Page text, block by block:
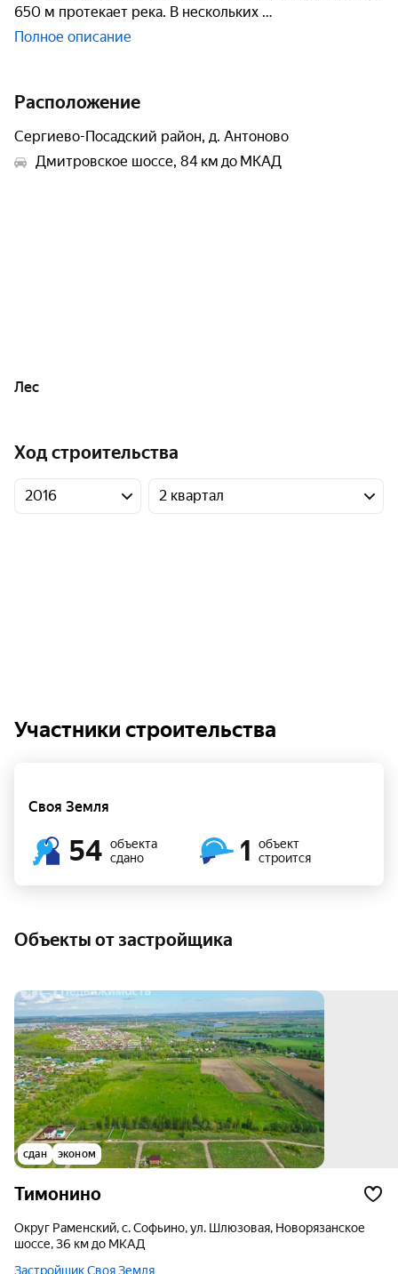
650 м протекает река. В нескольких
Полное описание
Расположение
Сергиево-Посадский район, д. Антоново
Дмитровское шоссе, 84 км до МКАД
Лес
Ход строительства
2016 2 квартал
Участники строительства
Своя Земля
54 объекта
сдано
1
объект
строится
Объекты от застройщика
сдан эконом
Тимонино
округ Раменский, с. Софьино, ул. Шлюзовая, Новорязанское
шоссе, 36 км до МКАД
Застройщик Своя Земля